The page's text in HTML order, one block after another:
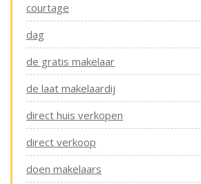
courtage
dag
de gratis makelaar
de laat makelaardij
direct huis verkopen
direct verkoop
doen makelaars